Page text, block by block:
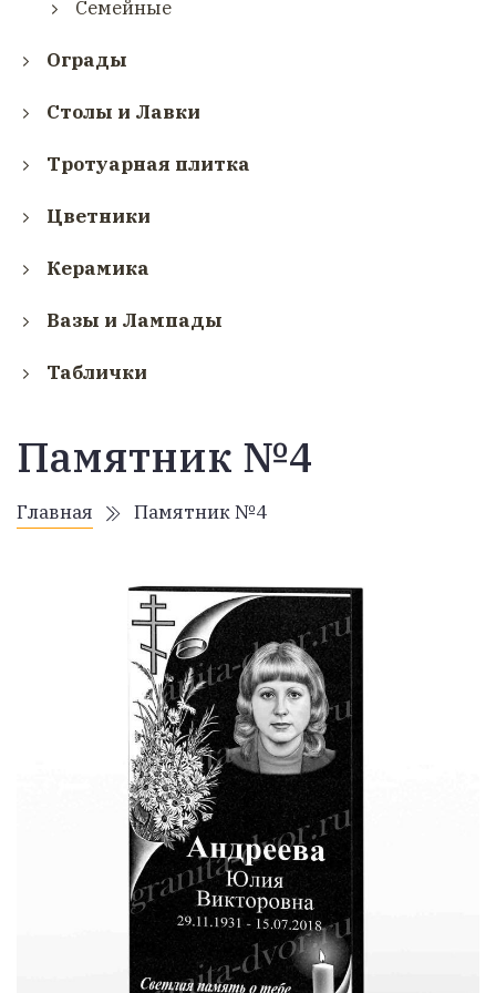
Семейные
Ограды
Столы и Лавки
Тротуарная плитка
Цветники
Керамика
Вазы и Лампады
Таблички
Памятник №4
Главная Памятник №4